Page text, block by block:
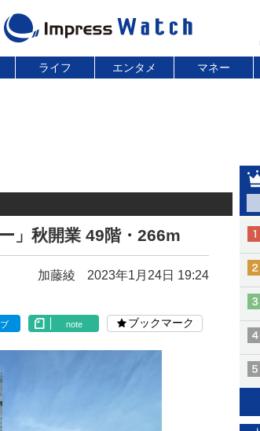
ライフ エンタメ マネー
」秋開業 49階・266m
加藤綾 2023年1月24日 19:24
note ブックマーク